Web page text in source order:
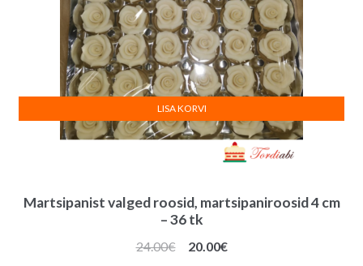
Martsipanist valged roosid, martsipaniroosid 4 cm
– 36 tk
24.00€
Algne
20.00€Praegune
LISA KORVI